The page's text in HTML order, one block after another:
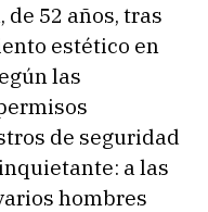
de 52 años, tras
estético en
las
de seguridad
a las
hombres